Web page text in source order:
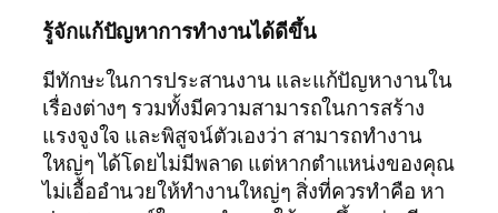
รู้จักแก้ปัญหาการทำงานได้ดีขึ้น
มีทักษะในการประสานงาน และแก้ปัญหางานใน
เรื่องต่างๆ รวมทั้งมีความสามารถในการสร้าง
แรงจูงใจ และพิสูจน์ตัวเองว่า สามารถทำงาน
ใหญ่ๆ ได้โดยไม่มีพลาด แต่หากตำแหน่งของคุณ
ไม่เอื้ออำนวยให้ทำงานใหญ่ๆ สิ่งที่ควรทำคือ หา